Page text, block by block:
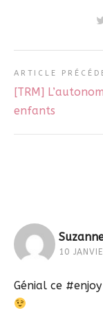
ARTICLE
[TRM]
enfants
10
Génial ce